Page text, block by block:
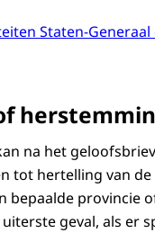
Staten-Generaal
na het
tot hertelling van de
bepaalde provincie
geval, als er